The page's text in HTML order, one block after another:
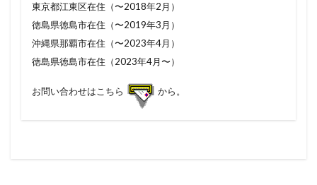
東京都江東区在住（〜2018年2月）
徳島県徳島市在住（〜2019年3月）
沖縄県那覇市在住（〜2023年4月）
徳島県徳島市在住（2023年4月〜）
お問い合わせはこちら から。